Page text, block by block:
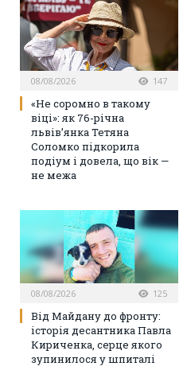
08/08/2026 147
«Не соромно в такому
віці»: як 76-річна
львів’янка Тетяна
Соломко підкорила
подіум і довела, що вік —
не межа
08/08/2026 125
Від Майдану до фронту:
історія десантника Павла
Кириченка, серце якого
зупинилося у шпиталі